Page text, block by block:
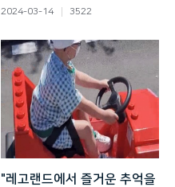
2024-03-14 3522
"레고랜드에서 즐거운 추억을